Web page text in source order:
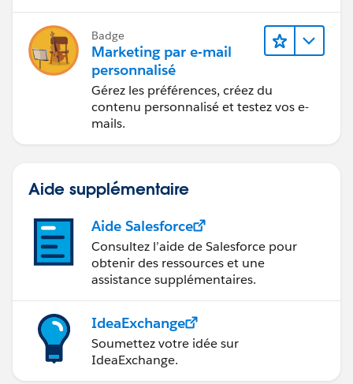
Badge
Marketing par e-mail
personnalisé
Gérez les préférences, créez du
contenu personnalisé et testez vos e-
mails.
Aide supplémentaire
Aide Salesforce
Consultez l’aide de Salesforce pour
obtenir des ressources et une
assistance supplémentaires.
IdeaExchange
Soumettez votre idée sur
IdeaExchange.